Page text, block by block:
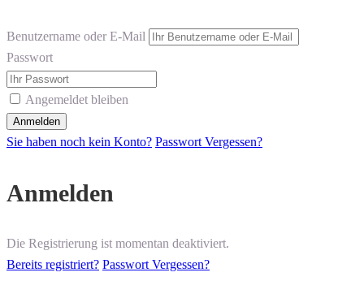
Benutzername oder E-Mail
Passwort
Angemeldet bleiben
Sie haben noch kein Konto? Passwort Vergessen?
Anmelden
Die Registrierung ist momentan deaktiviert.
Bereits registriert? Passwort Vergessen?